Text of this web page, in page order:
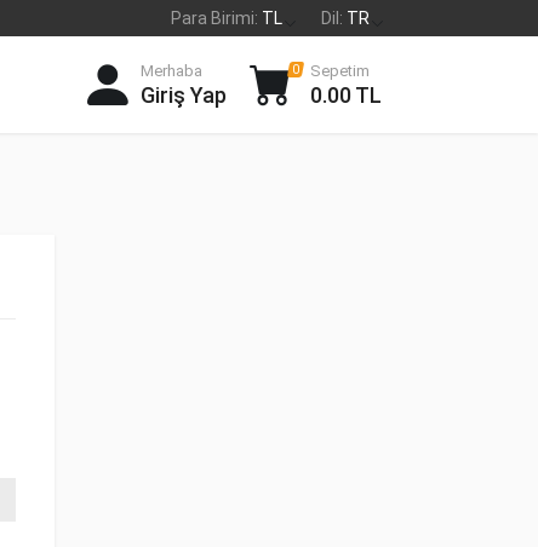
Para Birimi: TL Dil: TR
Merhaba
Giriş Yap
0 Sepetim
0.00 TL